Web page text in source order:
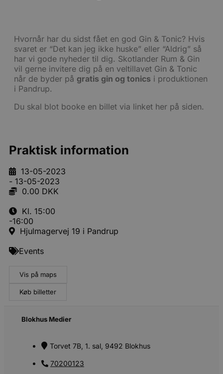
Hvornår har du sidst fået en god Gin & Tonic? Hvis
svaret er “Det kan jeg ikke huske” eller “Aldrig” så
har vi gode nyheder til dig. Skotlander Rum & Gin
vil gerne invitere dig på en veltillavet Gin & Tonic
når de byder på gratis gin og tonics i produktionen
i Pandrup.
Du skal blot booke en billet via linket her på siden.
Praktisk information
13-05-2023
- 13-05-2023
0.00 DKK
Kl. 15:00
-16:00
Hjulmagervej 19 i Pandrup
Events
Vis på maps
Køb billetter
Blokhus Medier
Torvet 7B, 1. sal, 9492 Blokhus
70200123